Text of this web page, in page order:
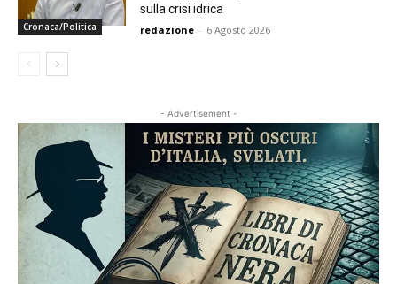
Cronaca/Politica
sulla crisi idrica
redazione - 6 Agosto 2026
- Advertisement -